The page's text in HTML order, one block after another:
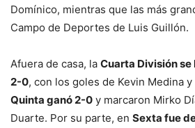
Domínico, mientras que las más
Campo de Deportes de Luis Guillón.
Afuera de casa, la Cuarta División
2-0, con los goles de Kevin Medina y
Quinta ganó 2-0 y marcaron Mirko
Duarte. Por su parte, en Sexta fue